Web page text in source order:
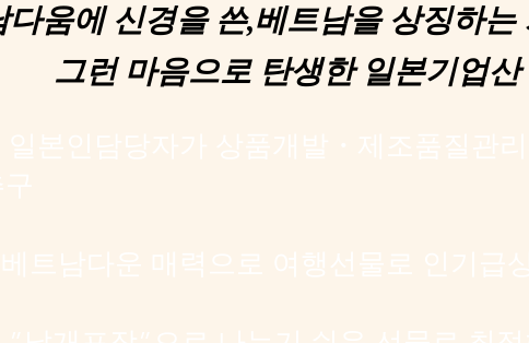
다움에 신경을 쓴,베트남을 상징하는
그런 마음으로 탄생한 일본기업